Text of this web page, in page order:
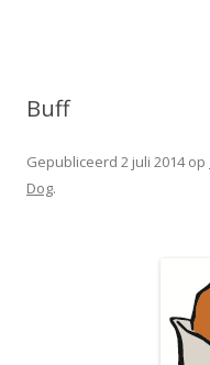
Buff
Gepubliceerd 2 juli 2014op
Dog.